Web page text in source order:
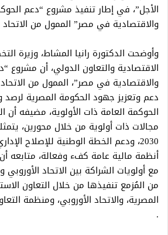
الأجل”، في إطار تنفيذ مشروع “دعم
والاقتصادية في مصر” الممول من الاتحاد
وأوضحت الدكتورة رانيا المشاط، وزيرة
الاقتصادية والتعاون الدولي، أن مشروع
والاقتصادية في مصر”، الممول من
دعم وتعزيز جهود الحكومة المصرية لرصد
الحوكمة العامة ذات الأولوية، مضيفه أن
مجالات ذات أولوية من خلال محورين،
2030، ودعم الخطة الوطنية للإصلاح
أنظمة مالية عامة كفء وفعالة، متابعه
من المُزمع تنفيذها من خلال التعاون
المصرية، والاتحاد الأوروبي، ومنظمة
.